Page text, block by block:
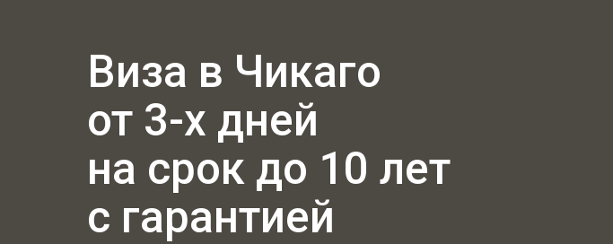
Виза в Чикаго
от 3-х дней
на срок до 10 лет
с гарантией